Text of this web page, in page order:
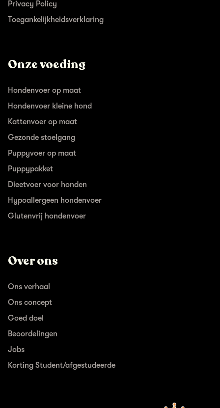
Privacy Policy
Toegankelijkheidsverklaring
Onze voeding
Hondenvoer op maat
Hondenvoer kleine hond
Kattenvoer op maat
Gezonde stoelgang
Puppyvoer op maat
Puppypakket
Dieetvoer voor honden
Hypoallergeen hondenvoer
Glutenvrij hondenvoer
Over ons
Ons verhaal
Ons concept
Goed doel
Beoordelingen
Jobs
Korting Student/afgestudeerde